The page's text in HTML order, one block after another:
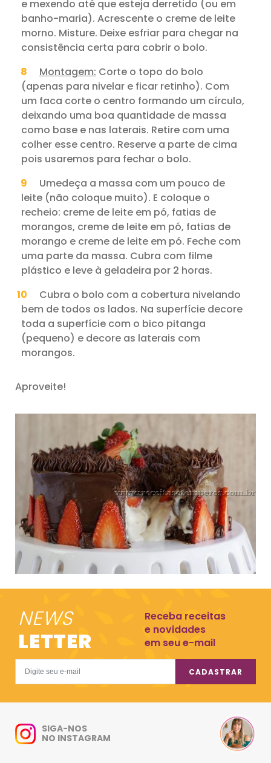
e mexendo até que esteja derretido (ou em
banho-maria). Acrescente o creme de leite
morno. Misture. Deixe esfriar para chegar na
consistência certa para cobrir o bolo.
Montagem: Corte o topo do bolo
(apenas para nivelar e ficar retinho). Com
um faca corte o centro formando um círculo,
deixando uma boa quantidade de massa
como base e nas laterais. Retire com uma
colher esse centro. Reserve a parte de cima
pois usaremos para fechar o bolo.
Umedeça a massa com um pouco de
leite (não coloque muito). E coloque o
recheio: creme de leite em pó, fatias de
morangos, creme de leite em pó, fatias de
morango e creme de leite em pó. Feche com
uma parte da massa. Cubra com filme
plástico e leve à geladeira por 2 horas.
Cubra o bolo com a cobertura nivelando
bem de todos os lados. Na superfície decore
toda a superfície com o bico pitanga
(pequeno) e decore as laterais com
morangos.
Aproveite!
NEWS
LETTER
Receba receitas
e novidades
em seu e-mail
CADASTRAR
SIGA-NOS
NO INSTAGRAM